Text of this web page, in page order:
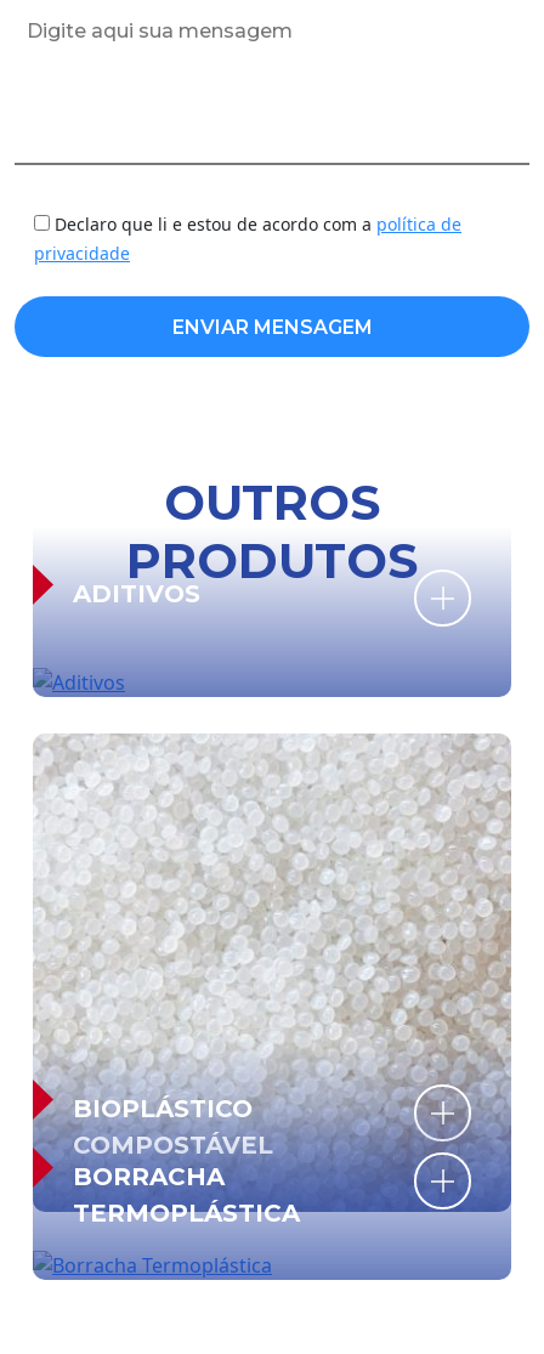
Declaro que li e estou de acordo com a política de
privacidade
OUTROS
PRODUTOS
ADITIVOS
BIOPLÁSTICO
COMPOSTÁVEL
BORRACHA
TERMOPLÁSTICA